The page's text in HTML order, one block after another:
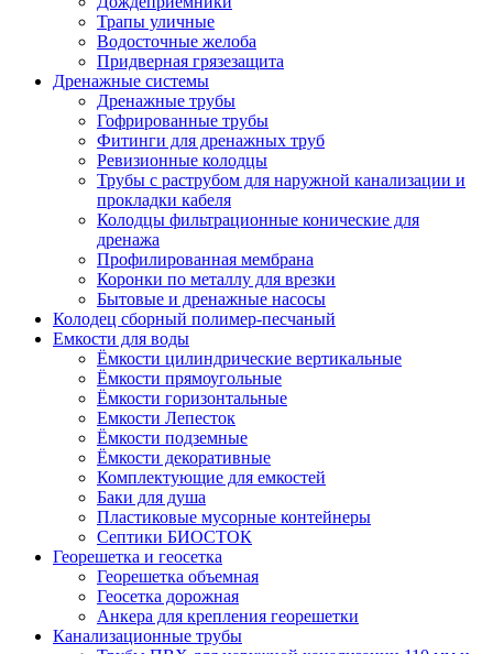
Трапы уличные
Водосточные желоба
Придверная грязезащита
Дренажные системы
Дренажные трубы
Гофрированные трубы
Фитинги для дренажных труб
Ревизионные колодцы
Трубы с раструбом для наружной канализации и
прокладки кабеля
Колодцы фильтрационные конические для
дренажа
Профилированная мембрана
Коронки по металлу для врезки
Бытовые и дренажные насосы
Колодец сборный полимер-песчаный
Емкости для воды
Ёмкости цилиндрические вертикальные
Ёмкости прямоугольные
Ёмкости горизонтальные
Емкости Лепесток
Ёмкости подземные
Ёмкости декоративные
Комплектующие для емкостей
Баки для душа
Пластиковые мусорные контейнеры
Септики БИОСТОК
Георешетка и геосетка
Георешетка объемная
Геосетка дорожная
Анкера для крепления георешетки
Канализационные трубы